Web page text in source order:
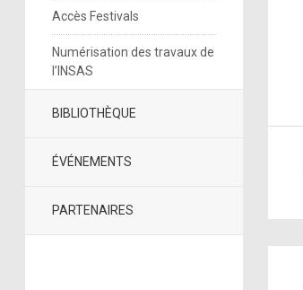
Accès Festivals
Numérisation des travaux de
l’INSAS
BIBLIOTHÈQUE
ÉVÉNEMENTS
PARTENAIRES